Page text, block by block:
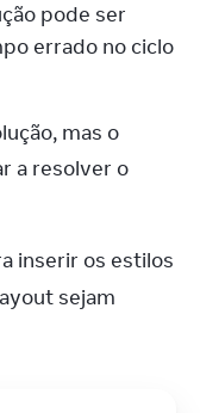
pode ser
errado no ciclo
a resolver o
inserir os estilos
sejam